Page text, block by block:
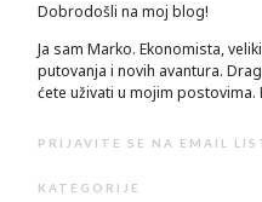
Dobrodošli na moj blog!
Ja sam Marko. Ekonomista,
putovanja i novih avantura.
ćete uživati u mojim
PRIJAVITE SE NA EMAIL
KATEGORIJE